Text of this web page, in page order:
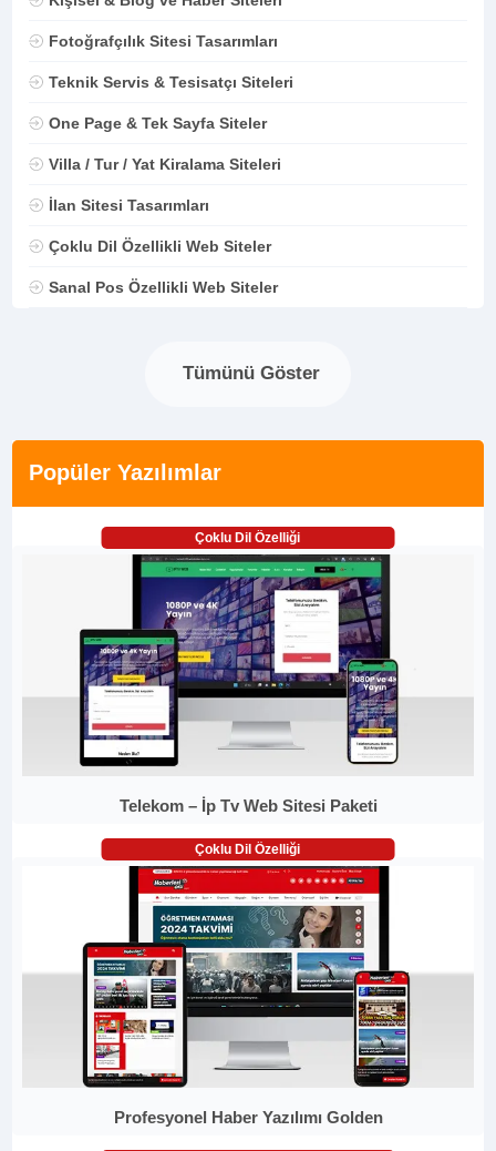
Fotoğrafçılık Sitesi Tasarımları
Teknik Servis & Tesisatçı Siteleri
One Page & Tek Sayfa Siteler
Villa / Tur / Yat Kiralama Siteleri
İlan Sitesi Tasarımları
Çoklu Dil Özellikli Web Siteler
Sanal Pos Özellikli Web Siteler
Tümünü Göster
Popüler Yazılımlar
Çoklu Dil Özelliği
Telekom – İp Tv Web Sitesi Paketi
Çoklu Dil Özelliği
Profesyonel Haber Yazılımı Golden